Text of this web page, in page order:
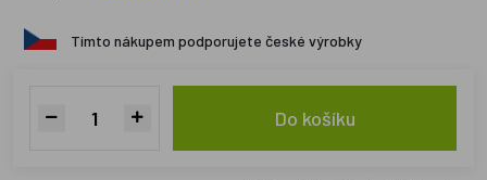
Tímto nákupem podporujete české výrobky
Do košíku